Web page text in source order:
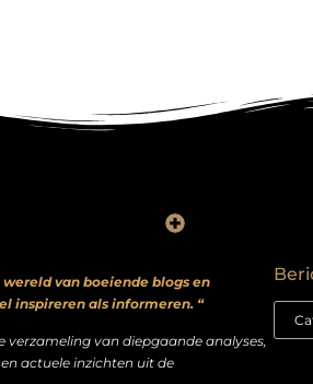
van boeiende blogs en
inspireren als informeren. “
verzameling van diepgaande analyses,
actuele inzichten uit de